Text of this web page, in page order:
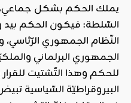
يملك الحكم بشكل
السّلطة: فيكون الحكم بيد
النّظام الجمهوري
الجمهوري البرلماني
للحكم وهذا التّشتيت
البيروقراطيّة السّياسية